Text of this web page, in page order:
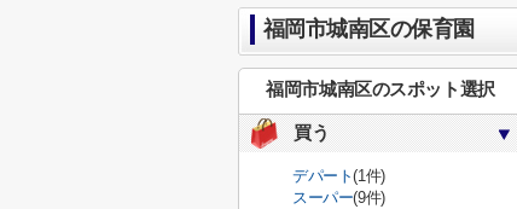
福岡市城南区の保育園
福岡市城南区のスポット選択
買う
デパート(1件)
スーパー(9件)